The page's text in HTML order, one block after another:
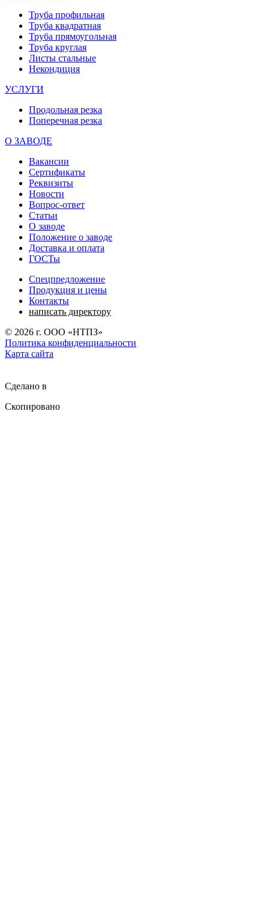
Труба профильная
Труба квадратная
Труба прямоугольная
Труба круглая
Листы стальные
Некондиция
УСЛУГИ
Продольная резка
Поперечная резка
О ЗАВОДЕ
Вакансии
Сертификаты
Реквизиты
Новости
Вопрос-ответ
Статьи
О заводе
Положение о заводе
Доставка и оплата
ГОСТы
Спецпредложение
Продукция и цены
Контакты
написать директору
© 2026 г. ООО «НТПЗ»
Политика конфиденциальности
Карта сайта
Сделано в
Скопировано